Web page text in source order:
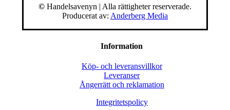
© Handelsavenyn | Alla rättigheter reserverade.
Producerat av: Anderberg Media
Information
Köp- och leveransvillkor
Leveranser
Ångerrätt och reklamation
Integritetspolicy